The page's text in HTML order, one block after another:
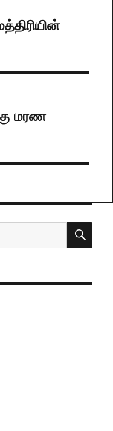
மரண